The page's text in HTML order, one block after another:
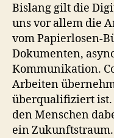
Bislang gilt die
uns vor allem die
vom Papierlosen-
Dokumenten,
Kommunikation.
Arbeiten
überqualifiziert ist.
den Menschen
ein Zukunftstraum.